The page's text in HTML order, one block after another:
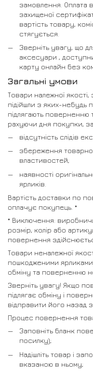
замовлення. Оплата
захищеної
вартість товару,
стягується.
Зверніть увагу, що
аксесуари ,
карту онлайн без
Загальні умови
Товари належної якості,
підійшли з яких-небудь
підлягають поверненню
рахуючи дня покупки,
відсутність слідів
збереження
властивостей;
наявності
ярликів.
Вартість доставки по
оплачує покупець. *
* Виключення:
розмір, колір або
повернення
Товари неналежної
пошкодженими
обміну та поверненню
Зверніть увагу! Якщо
підлягає обміну і
відправити його назад
Процес повернення
Заповніть бланк
посилку);
Надішліть товар і
вказаною в ньому;